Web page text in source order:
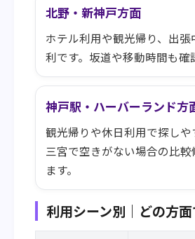
北野・新神戸方面
ホテル利用や観光帰り、出
利です。坂道や移動時間も確
神戸駅・ハーバーランド方
観光帰りや休日利用で探しや
三宮で空きがない場合の比較
ます。
利用シーン別｜どの方